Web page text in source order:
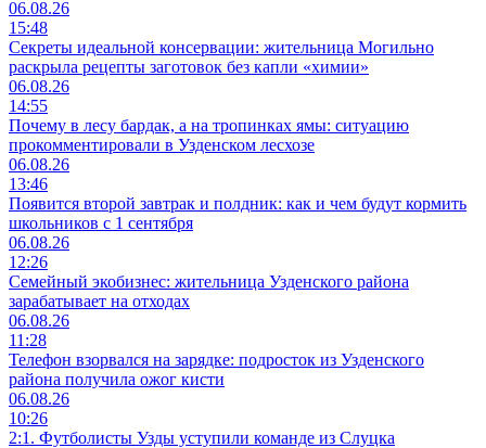
06.08.26
15:48
Секреты идеальной консервации: жительница Могильно
раскрыла рецепты заготовок без капли «химии»
06.08.26
14:55
Почему в лесу бардак, а на тропинках ямы: ситуацию
прокомментировали в Узденском лесхозе
06.08.26
13:46
Появится второй завтрак и полдник: как и чем будут кормить
школьников с 1 сентября
06.08.26
12:26
Семейный экобизнес: жительница Узденского района
зарабатывает на отходах
06.08.26
11:28
Телефон взорвался на зарядке: подросток из Узденского
района получила ожог кисти
06.08.26
10:26
2:1. Футболисты Узды уступили команде из Слуцка